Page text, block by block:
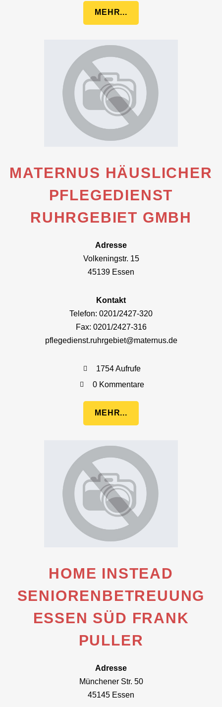
MEHR...
MATERNUS HÄUSLICHER
PFLEGEDIENST
RUHRGEBIET GMBH
Adresse
Volkeningstr. 15
45139 Essen
Kontakt
Telefon: 0201/2427-320
Fax: 0201/2427-316
pflegedienst.ruhrgebiet@maternus.de
1754 Aufrufe
0 Kommentare
MEHR...
HOME INSTEAD
SENIORENBETREUUNG
ESSEN SÜD FRANK
PULLER
Adresse
Münchener Str. 50
45145 Essen